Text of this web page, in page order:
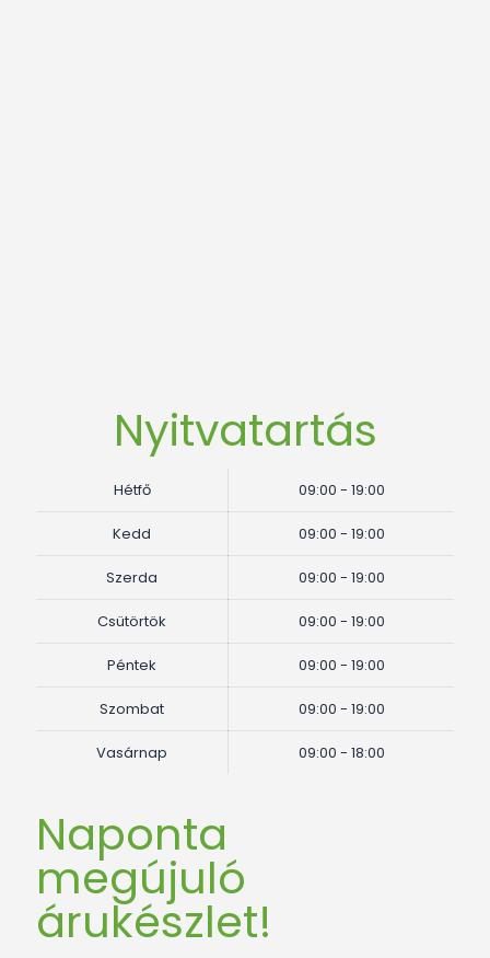
Nyitvatartás
Hétfő 09:00 - 19:00
Kedd 09:00 - 19:00
Szerda 09:00 - 19:00
Csütörtök 09:00 - 19:00
Péntek 09:00 - 19:00
Szombat 09:00 - 19:00
Vasárnap 09:00 - 18:00
Naponta
megújuló
árukészlet!